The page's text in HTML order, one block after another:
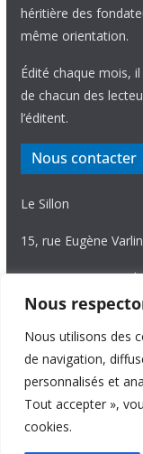
Nous
Nous utilisons des
de navigation,
personnalisés et
Tout accepter »,
cookies.
héritière des
même orientation.
Édité chaque mois,
de chacun des
l’éditent.
Nous contacter
Le Sillon
15, rue Eugène
87036 Limoges
Tél. 05 55 06 14 15
Nous écrire